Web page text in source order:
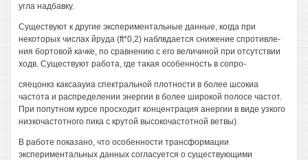
угла надбавку.
Существуют к другие экспериментальные данные, когда при
некоторых числах йруда (ft*0,2) наблвдается снижение спротивле-
ния бортовой качке, по сравнению с его величиной при отсутствии
ходв. Существуют работа, где такая особенность в сопро-
сяецонкз каксаауиа спектральной плотности в более шсокиа
частота и распределении энергии в более широкой полосе частот.
При попутном курсе просходит концентрация анергии в виде узкого
низкочастотного пика с крутой высокочастотной ветвы).
В работе показано, что особенности трансформации
экспериментальных данных согласуется о существующими